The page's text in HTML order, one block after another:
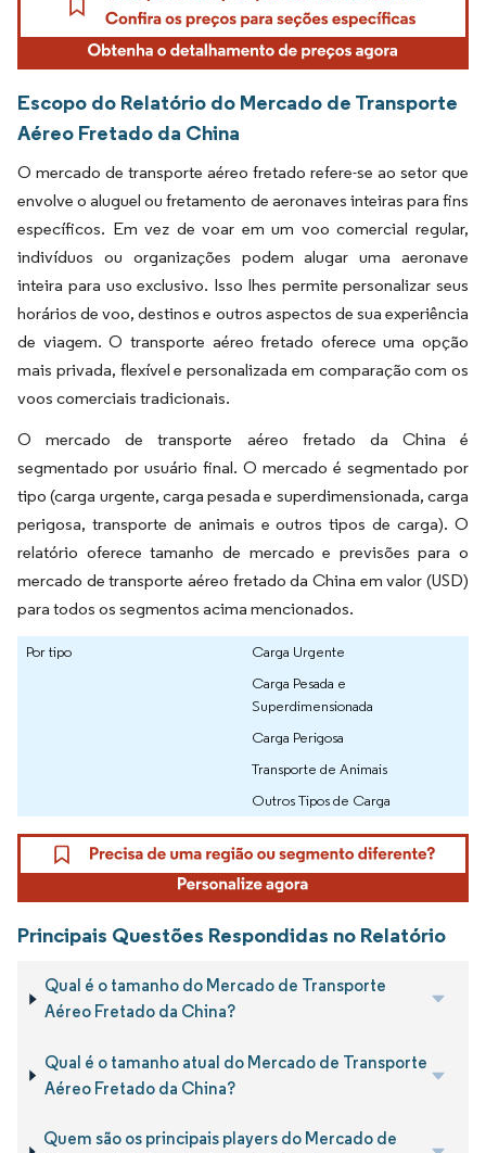
Escopo do Relatório do Mercado de Transporte
Aéreo Fretado da China
O mercado de transporte aéreo fretado refere-se ao setor que
envolve o aluguel ou fretamento de aeronaves inteiras para fins
específicos. Em vez de voar em um voo comercial regular,
indivíduos ou organizações podem alugar uma aeronave
inteira para uso exclusivo. Isso lhes permite personalizar seus
horários de voo, destinos e outros aspectos de sua experiência
de viagem. O transporte aéreo fretado oferece uma opção
mais privada, flexível e personalizada em comparação com os
voos comerciais tradicionais.
O mercado de transporte aéreo fretado da China é
segmentado por usuário final. O mercado é segmentado por
tipo (carga urgente, carga pesada e superdimensionada, carga
perigosa, transporte de animais e outros tipos de carga). O
relatório oferece tamanho de mercado e previsões para o
mercado de transporte aéreo fretado da China em valor (USD)
para todos os segmentos acima mencionados.
Por tipo
Carga Urgente
Carga Pesada e
Superdimensionada
Carga Perigosa
Transporte de Animais
Outros Tipos de Carga
Principais Questões Respondidas no Relatório
Qual é o tamanho do Mercado de Transporte
Aéreo Fretado da China?
Qual é o tamanho atual do Mercado de Transporte
Aéreo Fretado da China?
Quem são os principais players do Mercado de